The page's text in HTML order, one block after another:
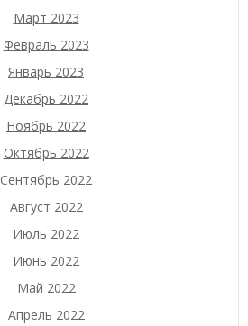
Март 2023
Февраль 2023
Январь 2023
Декабрь 2022
Ноябрь 2022
Октябрь 2022
Сентябрь 2022
Август 2022
Июль 2022
Июнь 2022
Май 2022
Апрель 2022